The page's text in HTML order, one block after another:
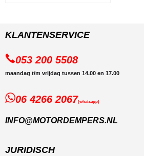
KLANTENSERVICE
053 200 5508
maandag t/m vrijdag tussen 14.00 en 17.00
06 4266 2067(whatsapp)
INFO@MOTORDEMPERS.NL
JURIDISCH